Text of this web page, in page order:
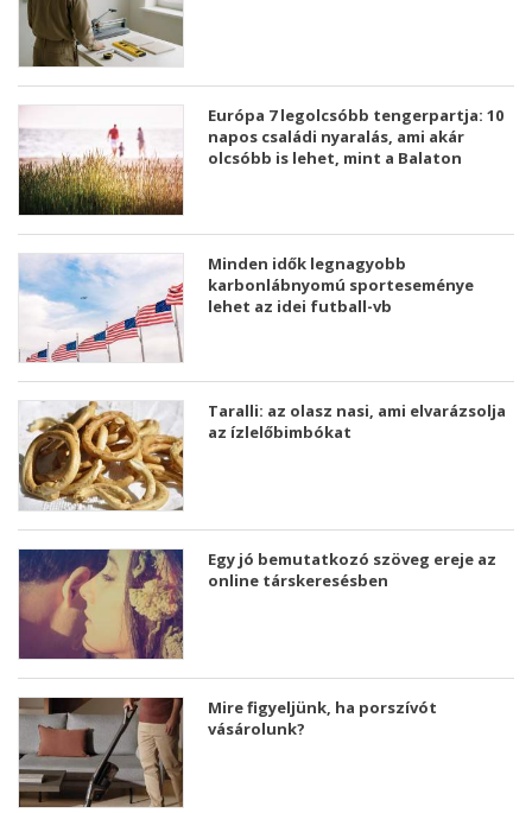
Európa 7 legolcsóbb tengerpartja: 10
napos családi nyaralás, ami akár
olcsóbb is lehet, mint a Balaton
Minden idők legnagyobb
karbonlábnyomú sporteseménye
lehet az idei futball-vb
Taralli: az olasz nasi, ami elvarázsolja
az ízlelőbimbókat
Egy jó bemutatkozó szöveg ereje az
online társkeresésben
Mire figyeljünk, ha porszívót
vásárolunk?